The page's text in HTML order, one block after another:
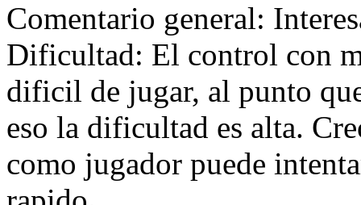
Comentario general:
Dificultad: El control con
dificil de jugar, al punto
eso la dificultad es alta.
como jugador puede